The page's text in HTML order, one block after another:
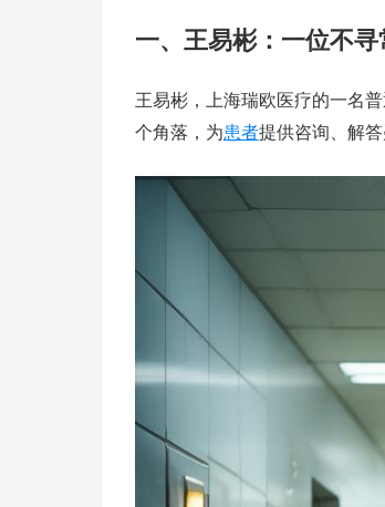
一、王易彬：一位不
王易彬，上海瑞欧医疗的一名
个角落，为患者提供咨询、解